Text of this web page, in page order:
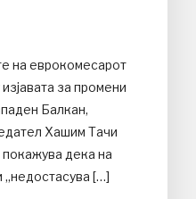
на еврокомесарот
за промени
Балкан,
Хашим Тачи
дека на
„недостасува […]